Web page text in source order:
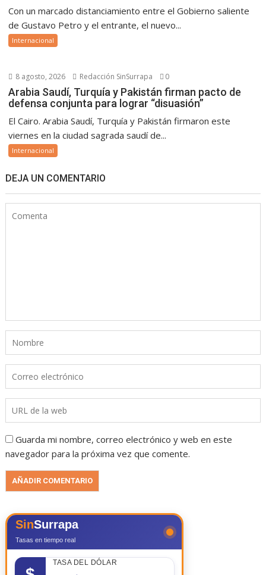
Con un marcado distanciamiento entre el Gobierno saliente
de Gustavo Petro y el entrante, el nuevo...
Internacional
8 agosto, 2026 Redacción SinSurrapa 0
Arabia Saudí, Turquía y Pakistán firman pacto de
defensa conjunta para lograr “disuasión”
El Cairo. Arabia Saudí, Turquía y Pakistán firmaron este
viernes en la ciudad sagrada saudí de...
Internacional
DEJA UN COMENTARIO
Guarda mi nombre, correo electrónico y web en este
navegador para la próxima vez que comente.
SinSurrapa
Tasas en tiempo real
TASA DEL DÓLAR